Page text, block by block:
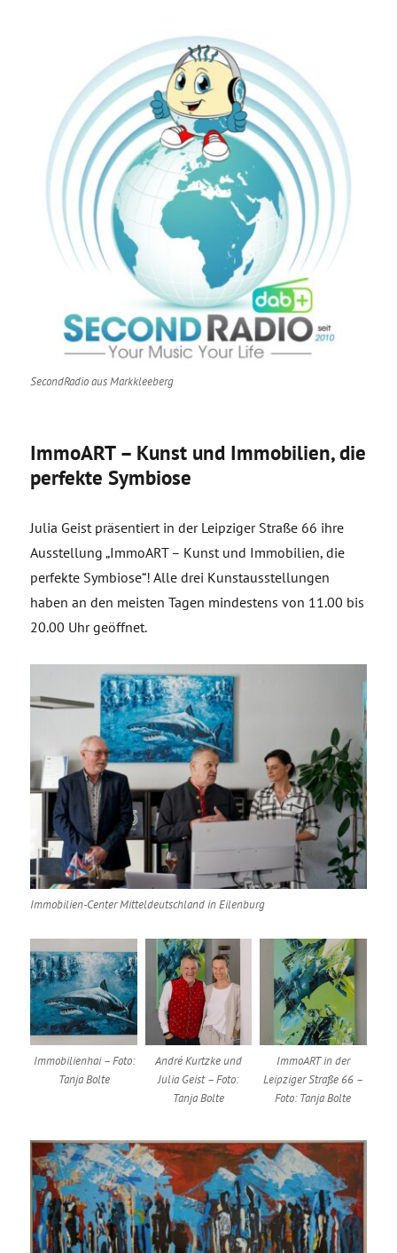
SecondRadio aus Markkleeberg
ImmoART – Kunst und Immobilien, die
perfekte Symbiose
Julia Geist präsentiert in der Leipziger Straße 66 ihre
Ausstellung „ImmoART – Kunst und Immobilien, die
perfekte Symbiose“! Alle drei Kunstausstellungen
haben an den meisten Tagen mindestens von 11.00 bis
20.00 Uhr geöffnet.
Immobilien-Center Mitteldeutschland in Eilenburg
Immobilienhai – Foto:
Tanja Bolte
André Kurtzke und
Julia Geist – Foto:
Tanja Bolte
ImmoART in der
Leipziger Straße 66 –
Foto: Tanja Bolte